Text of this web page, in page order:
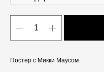
Постер с Микки Маусом